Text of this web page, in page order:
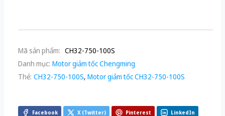
Mã sản phẩm: CH32-750-100S
Danh mục: Motor giảm tốc Chengming
Thẻ: CH32-750-100S, Motor giảm tốc CH32-750-100S
Facebook X (Twitter) Pinterest LinkedIn